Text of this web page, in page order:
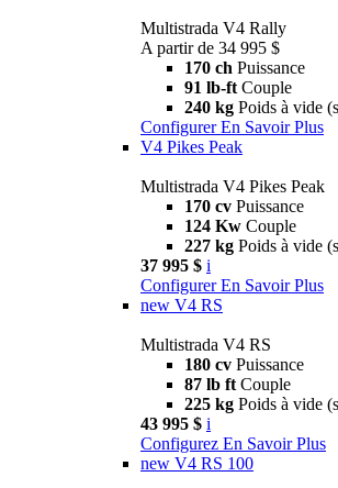
Multistrada V4 Rally
A partir de 34 995 $
170 ch Puissance
91 lb-ft Couple
240 kg Poids à vide
Configurer En Savoir Plus
V4 Pikes Peak
Multistrada V4 Pikes Peak
170 cv Puissance
124 Kw Couple
227 kg Poids à vide
37 995 $ i
Configurer En Savoir Plus
new V4 RS
Multistrada V4 RS
180 cv Puissance
87 lb ft Couple
225 kg Poids à vide
43 995 $ i
Configurez En Savoir Plus
new V4 RS 100